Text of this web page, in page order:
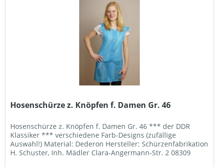
Hosenschürze z. Knöpfen f. Damen Gr. 46
Hosenschürze z. Knöpfen f. Damen Gr. 46 *** der DDR
Klassiker *** verschiedene Farb-Designs (zufällige
Auswahl!) Material: Dederon Hersteller: Schürzenfabrikation
H. Schuster, Inh. Mädler Clara-Angermann-Str. 2 08309